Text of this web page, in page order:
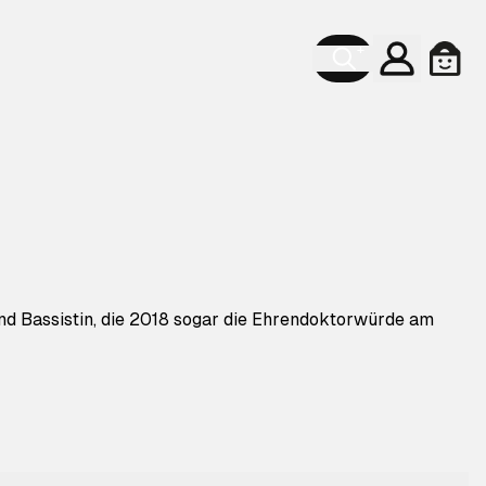
Konto
Bassistin, die 2018 sogar die Ehrendoktorwürde am